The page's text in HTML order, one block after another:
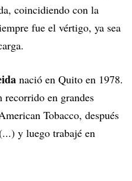
coincidiendo con la
fue el vértigo, ya sea
nació en Quito en 1978.
recorrido en grandes
Tobacco, después
y luego trabajé en